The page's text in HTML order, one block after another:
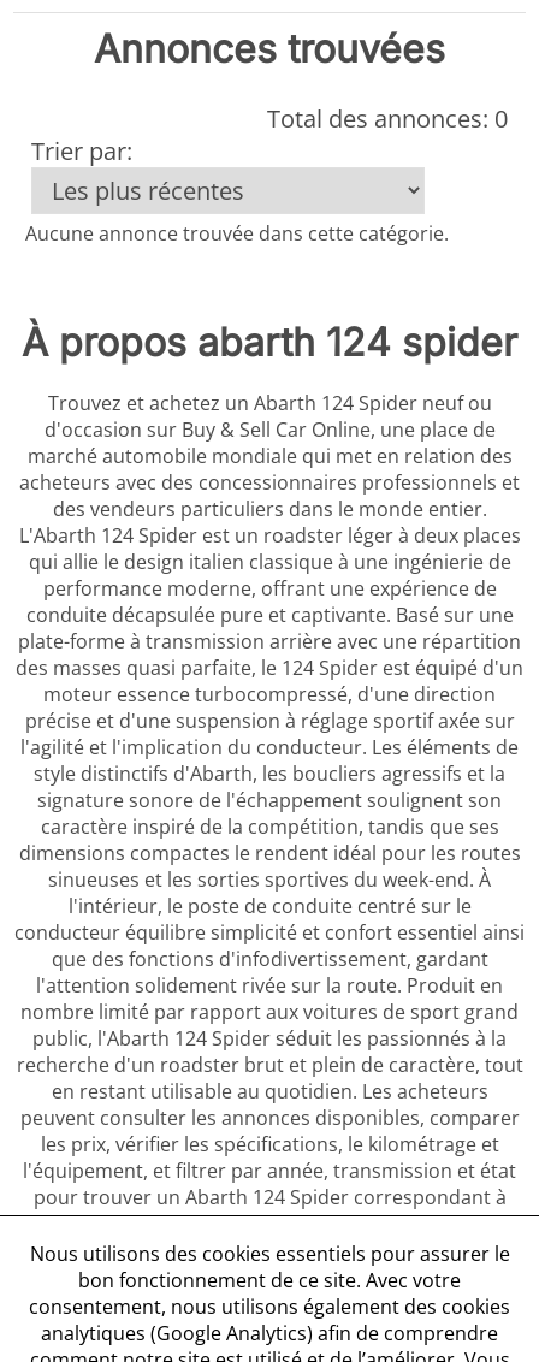
Annonces trouvées
Total des annonces: 0
Trier par:
Aucune annonce trouvée dans cette catégorie.
À propos abarth 124 spider
Trouvez et achetez un Abarth 124 Spider neuf ou
d'occasion sur Buy & Sell Car Online, une place de
marché automobile mondiale qui met en relation des
acheteurs avec des concessionnaires professionnels et
des vendeurs particuliers dans le monde entier.
L'Abarth 124 Spider est un roadster léger à deux places
qui allie le design italien classique à une ingénierie de
performance moderne, offrant une expérience de
conduite décapsulée pure et captivante. Basé sur une
plate-forme à transmission arrière avec une répartition
des masses quasi parfaite, le 124 Spider est équipé d'un
moteur essence turbocompressé, d'une direction
précise et d'une suspension à réglage sportif axée sur
l'agilité et l'implication du conducteur. Les éléments de
style distinctifs d'Abarth, les boucliers agressifs et la
signature sonore de l'échappement soulignent son
caractère inspiré de la compétition, tandis que ses
dimensions compactes le rendent idéal pour les routes
sinueuses et les sorties sportives du week-end. À
l'intérieur, le poste de conduite centré sur le
conducteur équilibre simplicité et confort essentiel ainsi
que des fonctions d'infodivertissement, gardant
l'attention solidement rivée sur la route. Produit en
nombre limité par rapport aux voitures de sport grand
public, l'Abarth 124 Spider séduit les passionnés à la
recherche d'un roadster brut et plein de caractère, tout
en restant utilisable au quotidien. Les acheteurs
peuvent consulter les annonces disponibles, comparer
les prix, vérifier les spécifications, le kilométrage et
l'équipement, et filtrer par année, transmission et état
pour trouver un Abarth 124 Spider correspondant à
leur style de conduite et à leur budget.
Nous utilisons des cookies essentiels pour assurer le
bon fonctionnement de ce site. Avec votre
consentement, nous utilisons également des cookies
analytiques (Google Analytics) afin de comprendre